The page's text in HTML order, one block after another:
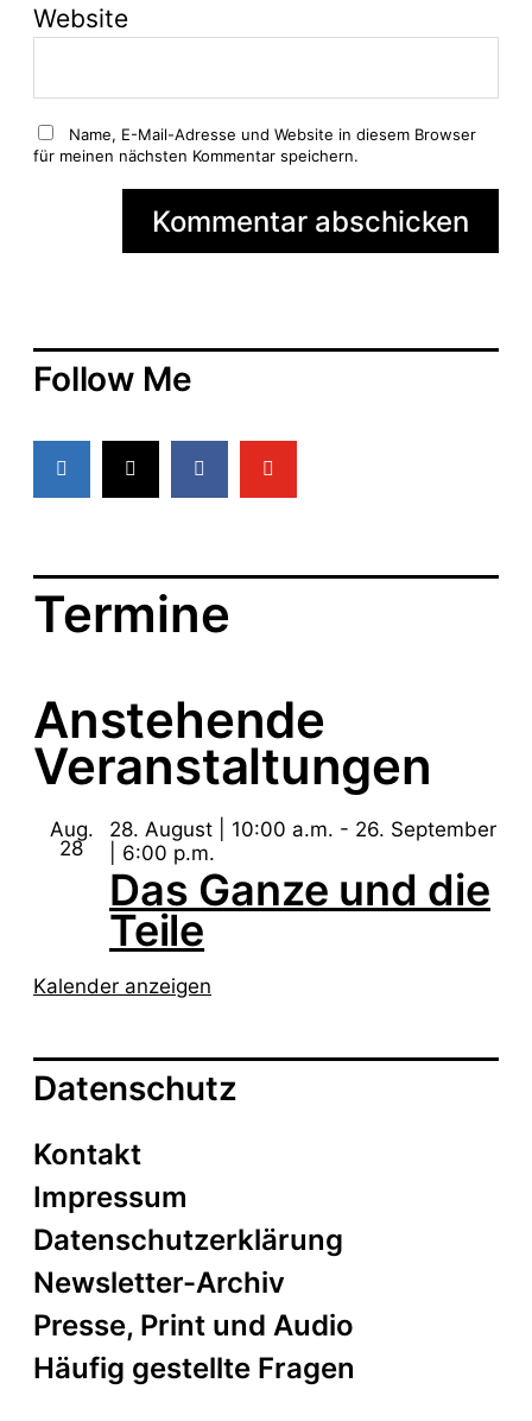
Website
Name, E-Mail-Adresse und Website in diesem Browser
für meinen nächsten Kommentar speichern.
Follow Me
Termine
Anstehende
Veranstaltungen
Aug.
28
28. August | 10:00 a.m. - 26. September
| 6:00 p.m.
Das Ganze und die
Teile
Kalender anzeigen
Datenschutz
Kontakt
Impressum
Datenschutzerklärung
Newsletter-Archiv
Presse, Print und Audio
Häufig gestellte Fragen